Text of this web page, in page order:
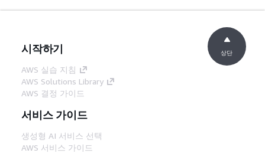
시작하기
AWS 실습 지침
AWS Solutions Library
AWS 결정 가이드
서비스 가이드
생성형 AI 서비스 선택
AWS 서비스 가이드
상단